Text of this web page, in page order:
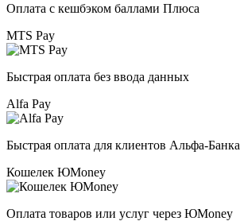
Оплата с кешбэком баллами Плюса
MTS Pay
Быстрая оплата без ввода данных
Alfa Pay
Быстрая оплата для клиентов Альфа-Банка
Кошелек ЮMoney
Оплата товаров или услуг через ЮMoney